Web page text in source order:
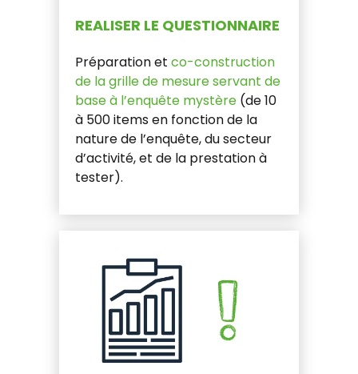
REALISER LE QUESTIONNAIRE
Préparation et co-construction
de la grille de mesure servant de
base à l’enquête mystère (de 10
à 500 items en fonction de la
nature de l’enquête, du secteur
d’activité, et de la prestation à
tester).